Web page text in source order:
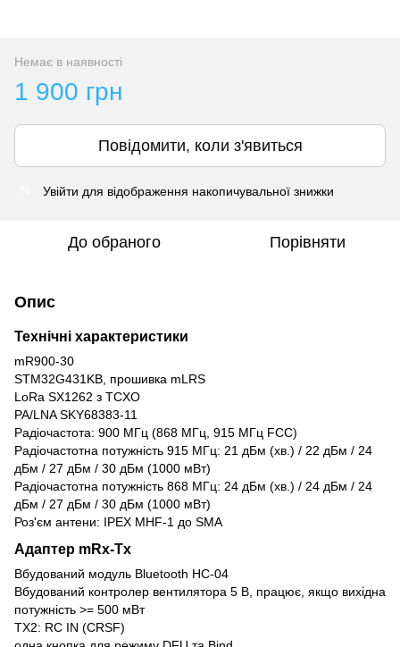
Немає в наявності
1 900 грн
Повідомити, коли з'явиться
Увійти для відображення накопичувальної знижки
До обраного Порівняти
Опис
Технічні характеристики
mR900-30
STM32G431KB, прошивка mLRS
LoRa SX1262 з TCXO
PA/LNA SKY68383-11
Радіочастота: 900 МГц (868 МГц, 915 МГц FCC)
Радіочастотна потужність 915 МГц: 21 дБм (хв.) / 22 дБм / 24
дБм / 27 дБм / 30 дБм (1000 мВт)
Радіочастотна потужність 868 МГц: 24 дБм (хв.) / 24 дБм / 24
дБм / 27 дБм / 30 дБм (1000 мВт)
Роз'єм антени: IPEX MHF-1 до SMA
Адаптер mRx-Tx
Вбудований модуль Bluetooth HC-04
Вбудований контролер вентилятора 5 В, працює, якщо вихідна
потужність >= 500 мВт
TX2: RC IN (CRSF)